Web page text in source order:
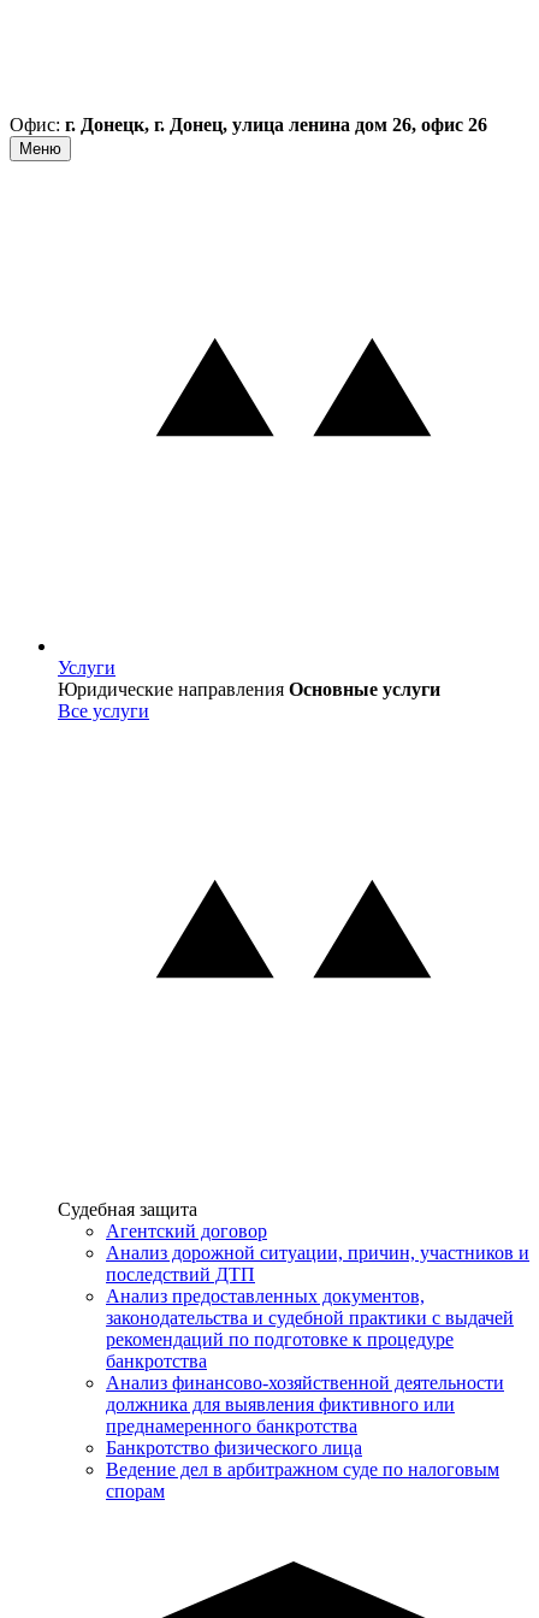
Офис: г. Донецк, г. Донец, улица ленина дом 26, офис 26
Меню
Услуги
Услуги
Юридические направления Основные услуги
Все услуги
Услуги
Судебная защита
Агентский договор
Анализ дорожной ситуации, причин, участников и
последствий ДТП
Анализ предоставленных документов,
законодательства и судебной практики с выдачей
рекомендаций по подготовке к процедуре
банкротства
Анализ финансово-хозяйственной деятельности
должника для выявления фиктивного или
преднамеренного банкротства
Банкротство физического лица
Ведение дел в арбитражном суде по налоговым
спорам